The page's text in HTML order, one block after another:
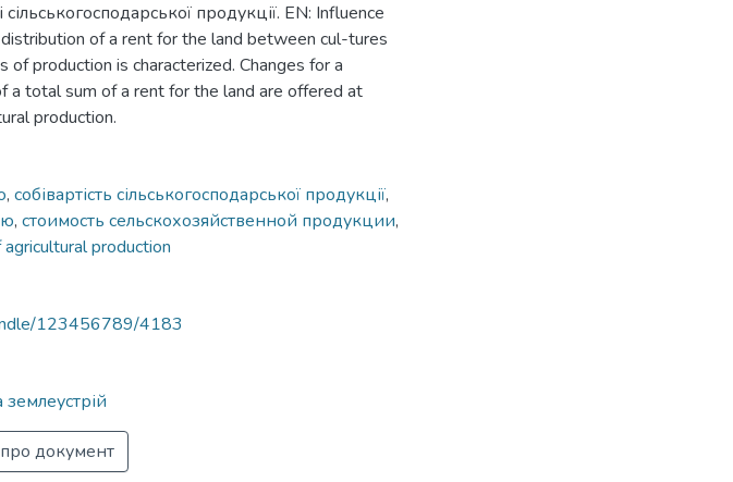
сільськогосподарської продукції. EN: Influence
of a rent for the land between cul-tures
production is characterized. Changes for a
a total sum of a rent for the land are offered at
production.
, собівартість сільськогосподарської продукції,
, стоимость сельскохозяйственной продукции,
production
123456789/4183
документ